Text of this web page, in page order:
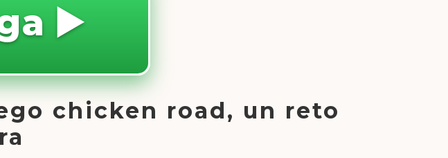
▶️
chicken road, un reto